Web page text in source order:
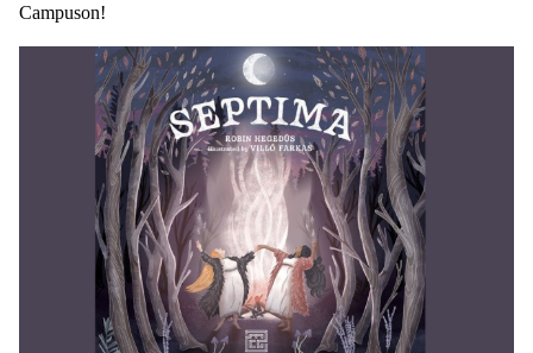
Campuson!